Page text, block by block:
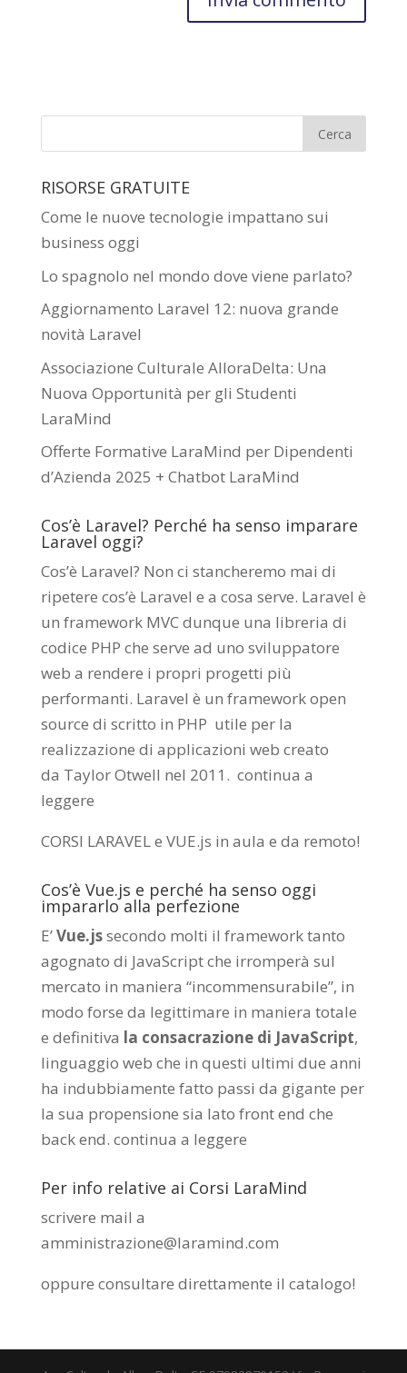
RISORSE GRATUITE
Come le nuove tecnologie impattano sui
business oggi
Lo spagnolo nel mondo dove viene parlato?
Aggiornamento Laravel 12: nuova grande
novità Laravel
Associazione Culturale AlloraDelta: Una
Nuova Opportunità per gli Studenti
LaraMind
Offerte Formative LaraMind per Dipendenti
d’Azienda 2025 + Chatbot LaraMind
Cos’è Laravel? Perché ha senso imparare
Laravel oggi?
Cos’è Laravel? Non ci stancheremo mai di
ripetere cos’è Laravel e a cosa serve. Laravel è
un framework MVC dunque una libreria di
codice PHP che serve ad uno sviluppatore
web a rendere i propri progetti più
performanti. Laravel è un framework open
source di scritto in PHP utile per la
realizzazione di applicazioni web creato
da Taylor Otwell nel 2011. continua a
leggere
CORSI LARAVEL e VUE.js in aula e da remoto!
Cos’è Vue.js e perché ha senso oggi
impararlo alla perfezione
E’Vue.jssecondo molti il framework tanto
agognato di JavaScript che irromperà sul
mercato in maniera “incommensurabile”, in
modo forse da legittimare in maniera totale
e definitiva la consacrazione di JavaScript,
linguaggio web che in questi ultimi due anni
ha indubbiamente fatto passi da gigante per
la sua propensione sia lato front end che
back end. continua a leggere
Per info relative ai Corsi LaraMind
scrivere mail a
amministrazione@laramind.com
oppure consultare direttamente il catalogo!